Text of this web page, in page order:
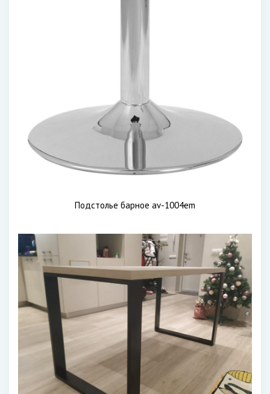
Подстолье барное av-1004em